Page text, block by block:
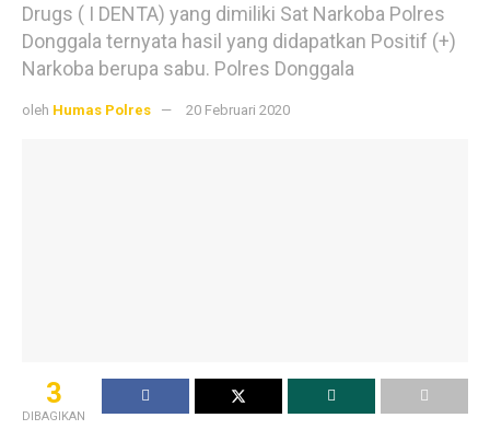
Drugs ( I DENTA) yang dimiliki Sat Narkoba Polres
Donggala ternyata hasil yang didapatkan Positif (+)
Narkoba berupa sabu. Polres Donggala
oleh Humas Polres 20 Februari 2020
3
DIBAGIKAN